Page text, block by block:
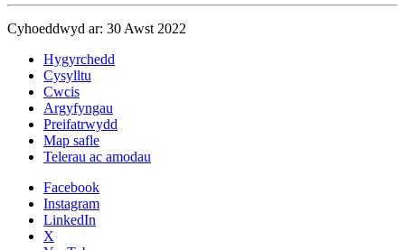
Cyhoeddwyd ar: 30 Awst 2022
Hygyrchedd
Cysylltu
Cwcis
Argyfyngau
Preifatrwydd
Map safle
Telerau ac amodau
Facebook
Instagram
LinkedIn
X